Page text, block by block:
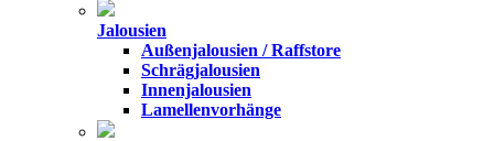
Jalousien
Außenjalousien / Raffstore
Schrägjalousien
Innenjalousien
Lamellenvorhänge